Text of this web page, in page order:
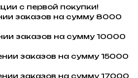
с первой покупки!
заказов на сумму 8000
заказов на сумму 10000
заказов на сумму 15000
заказов на сумму 17000